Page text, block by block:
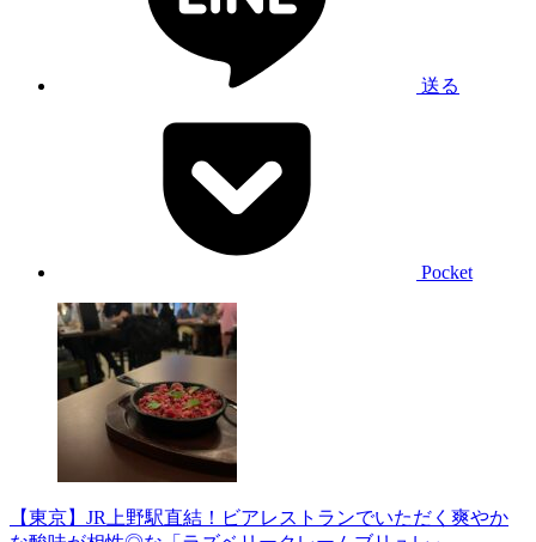
送る
Pocket
【東京】JR上野駅直結！ビアレストランでいただく爽やか